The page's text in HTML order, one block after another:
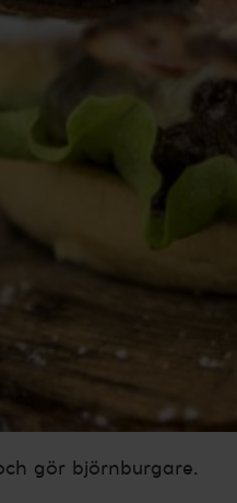
gör björnburgare.